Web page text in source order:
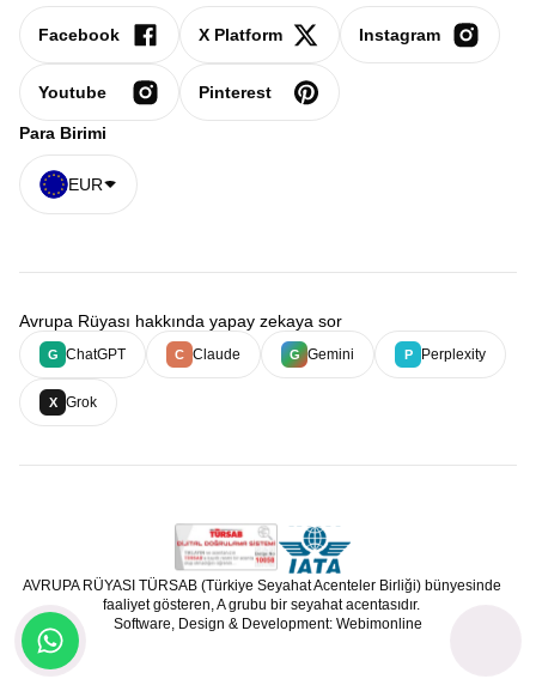
Facebook X Platform Instagram
Youtube Pinterest
Para Birimi
EUR
Avrupa Rüyası hakkında yapay zekaya sor
G ChatGPT C Claude G Gemini P Perplexity
X Grok
AVRUPA RÜYASI TÜRSAB (Türkiye Seyahat Acenteler Birliği) bünyesinde
faaliyet gösteren, A grubu bir seyahat acentasıdır.
Software, Design & Development: Webimonline